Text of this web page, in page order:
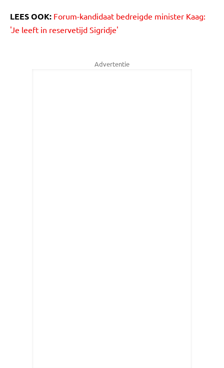
LEES OOK: Forum-kandidaat bedreigde minister Kaag:
'Je leeft in reservetijd Sigridje'
Advertentie